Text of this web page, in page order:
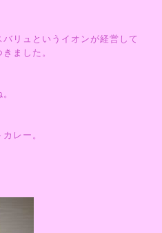
リュというイオンが経営して
ました。
レー。